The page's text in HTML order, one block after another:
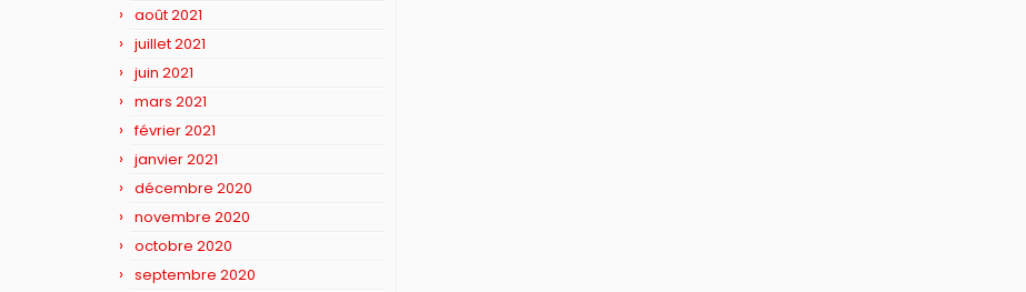
août 2021
juillet 2021
juin 2021
mars 2021
février 2021
janvier 2021
décembre 2020
novembre 2020
octobre 2020
septembre 2020